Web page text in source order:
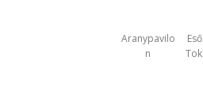
Aranypavilo
n